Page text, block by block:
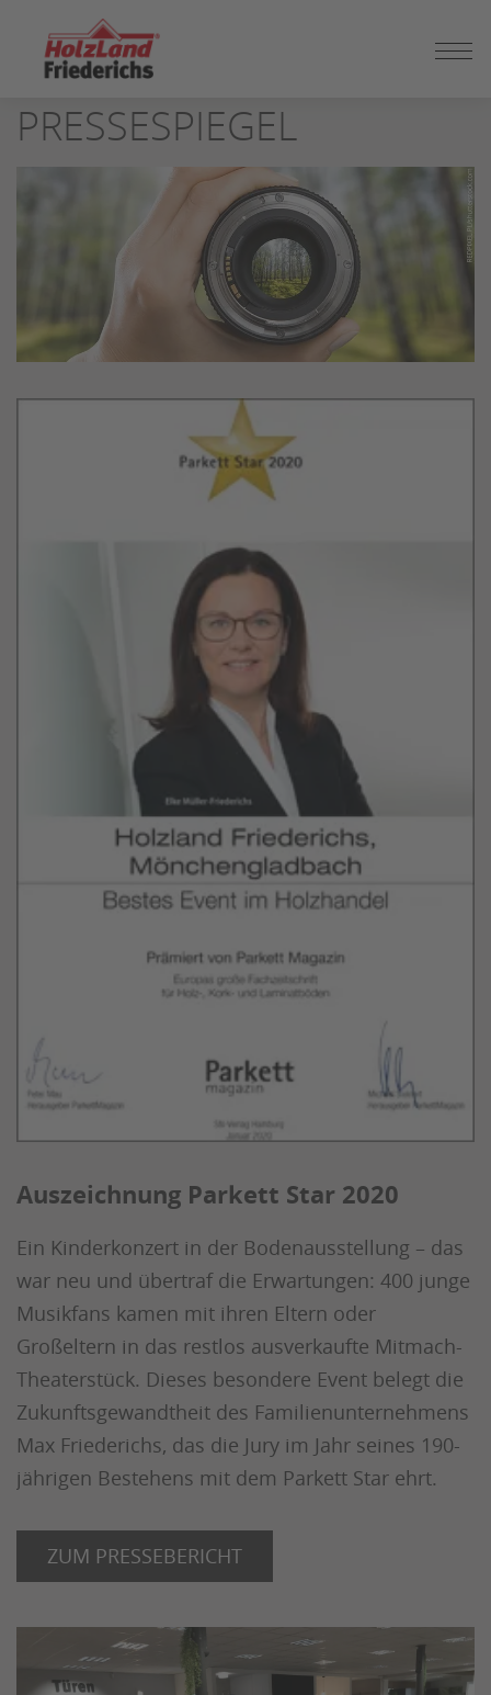
SEITENINHALT
SPRINGEN
HOLZLAND FRIEDERICHS
PRESSESPIEGEL
Auszeichnung Parkett Star 2020
Ein Kinderkonzert in der Bodenausstellung – das
war neu und übertraf die Erwartungen: 400 junge
Musikfans kamen mit ihren Eltern oder
Großeltern in das restlos ausverkaufte Mitmach-
Theaterstück. Dieses besondere Event belegt die
Zukunftsgewandtheit des Familienunternehmens
Max Friederichs, das die Jury im Jahr seines 190-
jährigen Bestehens mit dem Parkett Star ehrt.
ZUM PRESSEBERICHT